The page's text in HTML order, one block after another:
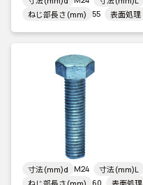
ねじ部長さ(mm) 55 表面処理
寸法(mm)d M24 寸法(mm)L
ねじ部長さ(mm) 60 表面処理